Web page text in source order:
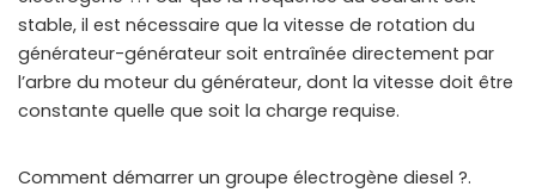
stable, il est nécessaire que la vitesse de rotation du
générateur-générateur soit entraînée directement par
l’arbre du moteur du générateur, dont la vitesse doit être
constante quelle que soit la charge requise.
Comment démarrer un groupe électrogène diesel ?.